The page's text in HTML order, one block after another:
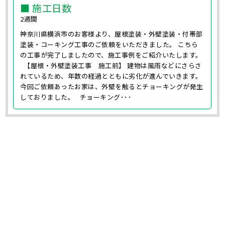
■ 施工日数
2週間
神奈川県横浜市のお客様より、屋根塗装・外壁塗装・付帯部
塗装・コーキング工事のご依頼をいただきました。 こちら
の工事が完了しましたので、施工事例をご紹介いたします。
【屋根・外壁塗装工事 施工前】 建物は風雨などにさらさ
れているため、年数の経過とともに劣化が進んでいきます。
今回ご依頼あったお家は、外壁を触るとチョーキングが発生
しておりました。 チョーキング･･･